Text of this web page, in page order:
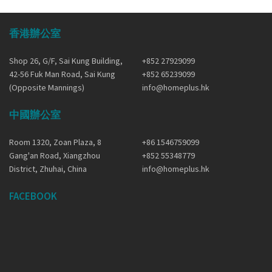
香港辦公室
Shop 26, G/F, Sai Kung Building,
42-56 Fuk Man Road, Sai Kung
(Opposite Mannings)
+852 27929099
+852 65239099
info@homeplus.hk
中國辦公室
Room 1320, Zoan Plaza, 8
Gang'an Road, Xiangzhou
District, Zhuhai, China
+86 1546759099
+852 55348779
info@homeplus.hk
FACEBOOK